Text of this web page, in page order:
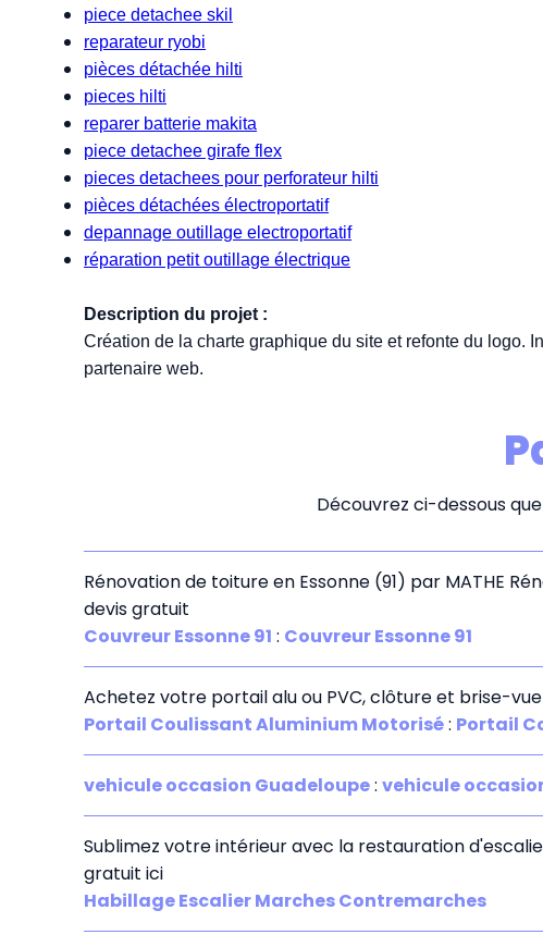
piece detachee skil
reparateur ryobi
pièces détachée hilti
pieces hilti
reparer batterie makita
piece detachee girafe flex
pieces detachees pour perforateur hilti
pièces détachées électroportatif
depannage outillage electroportatif
réparation petit outillage électrique
Description du projet :
Création de la charte graphique du site et refonte du logo.
partenaire web.
Découvrez ci-dessous
Rénovation de toiture en Essonne (91) par MATHE
devis gratuit
Couvreur Essonne 91 : Couvreur Essonne 91
Achetez votre portail alu ou PVC, clôture et brise-
Portail Coulissant Aluminium Motorisé: Portail
vehicule occasion Guadeloupe: vehicule
Sublimez votre intérieur avec la restauration
gratuit ici
Habillage Escalier Marches Contremarches